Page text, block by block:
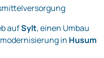
aufSylt, einen Umbau
in Husum